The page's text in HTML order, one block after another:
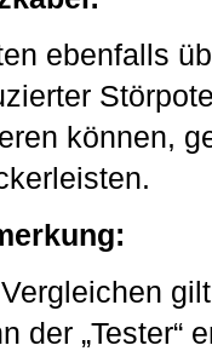
ebenfalls
können,
der „Tester“